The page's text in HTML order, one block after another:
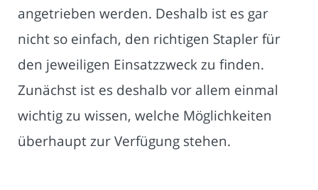
angetrieben werden. Deshalb ist es gar
nicht so einfach, den richtigen Stapler für
den jeweiligen Einsatzzweck zu finden.
Zunächst ist es deshalb vor allem einmal
wichtig zu wissen, welche Möglichkeiten
überhaupt zur Verfügung stehen.